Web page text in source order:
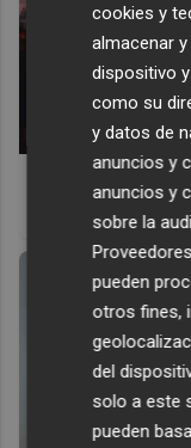
Top 2026: destinos
Inspírate y elige
cookies y
almacenar
dispositivo
como su
y datos de
anuncios y
anuncios y
sobre la
pueden
otros fines,
del
solo a este
pueden